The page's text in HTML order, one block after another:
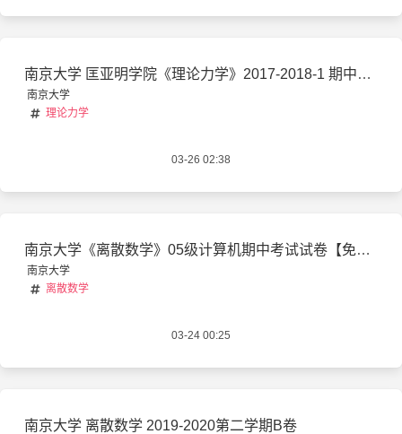
南京大学 匡亚明学院《理论力学》2017-2018-1 期中考试试卷 闭卷
南京大学
理论力学
03-26 02:38
南京大学《离散数学》05级计算机期中考试试卷【免费】
南京大学
离散数学
03-24 00:25
南京大学 离散数学 2019-2020第二学期B卷